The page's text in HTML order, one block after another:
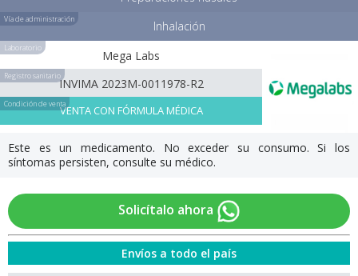
Vía de administración Inhalación
Laboratorio
Mega Labs
Registro sanitario
INVIMA 2023M-0011978-R2
Condición de ventaVENTA CON FÓRMULA MÉDICA
Este es un medicamento. No exceder su consumo. Si los
síntomas persisten, consulte su médico.
Solicítalo ahora
Envíos a todo el país